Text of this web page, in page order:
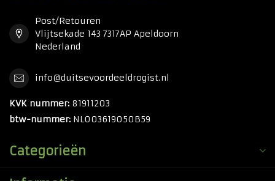
Post/Retouren
Vlijtsekade 143 7317AP Apeldoorn
Nederland
info@duitsevoordeeldrogist.nl
KVK nummer: 81911203
btw-nummer: NL003619050B59
Categorieën